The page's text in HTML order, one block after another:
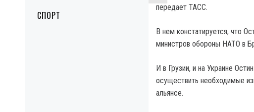
СПОРТ
передает ТАСС.
В нем констатируется, что
министров обороны НАТО в
И в Грузии, и на Украине
осуществить необходимые
альянсе.